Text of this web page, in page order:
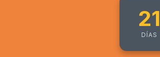
21
DÍAS